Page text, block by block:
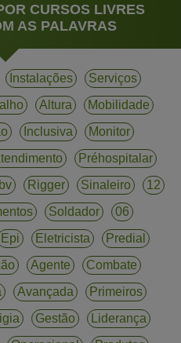
CURSOS LIVRES
AS PALAVRAS
Instalações
Serviços
Altura
Mobilidade
Inclusiva
Monitor
Préhospitalar
Rigger Sinaleiro
12
Soldador
06
Epi Eletricista
Predial
Agente
Combate
Avançada
Primeiros
Gestão
Liderança